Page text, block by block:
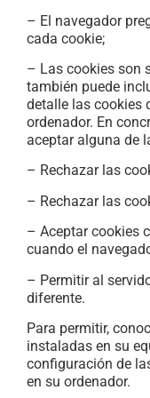
– El navegador
cada cookie;
– Las cookies son
también puede
detalle las cookies
ordenador. En
aceptar alguna de
– Rechazar las
– Rechazar las
– Aceptar cookies
cuando el
– Permitir al
diferente.
Para permitir,
instaladas en su
configuración de
en su ordenador.